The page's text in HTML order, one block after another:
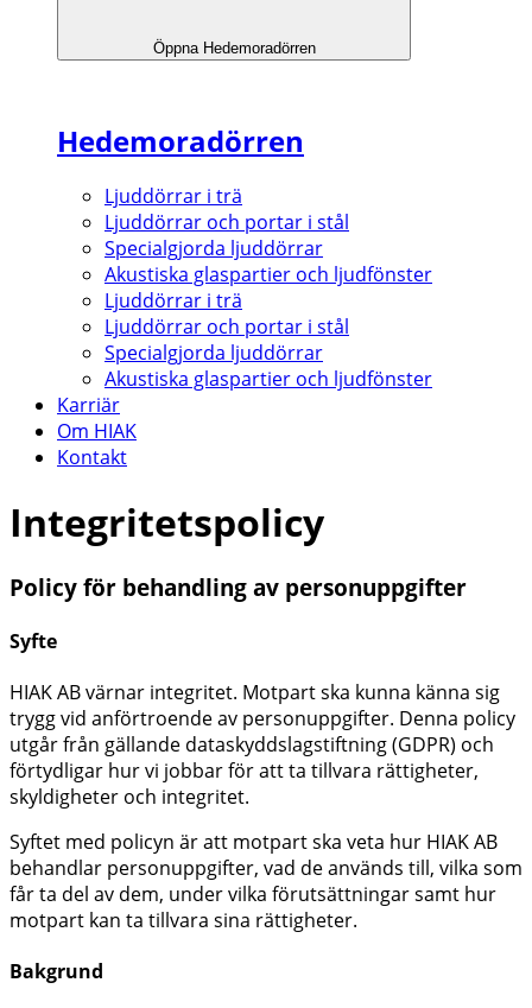
Öppna Hedemoradörren
Hedemoradörren
Ljuddörrar i trä
Ljuddörrar och portar i stål
Specialgjorda ljuddörrar
Akustiska glaspartier och ljudfönster
Ljuddörrar i trä
Ljuddörrar och portar i stål
Specialgjorda ljuddörrar
Akustiska glaspartier och ljudfönster
Karriär
Om HIAK
Kontakt
Integritetspolicy
Policy för behandling av personuppgifter
Syfte
HIAK AB värnar integritet. Motpart ska kunna känna sig
trygg vid anförtroende av personuppgifter. Denna policy
utgår från gällande dataskyddslagstiftning (GDPR) och
förtydligar hur vi jobbar för att ta tillvara rättigheter,
skyldigheter och integritet.
Syftet med policyn är att motpart ska veta hur HIAK AB
behandlar personuppgifter, vad de används till, vilka som
får ta del av dem, under vilka förutsättningar samt hur
motpart kan ta tillvara sina rättigheter.
Bakgrund